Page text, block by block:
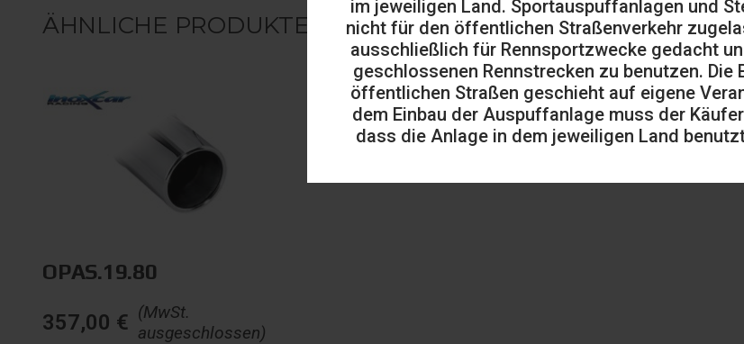
im jeweiligen Land. Sportauspuffanlagen und
nicht für den öffentlichen Straßenverkehr
ausschließlich für Rennsportzwecke gedacht
geschlossenen Rennstrecken zu benutzen. Die
öffentlichen Straßen geschieht auf eigene
dem Einbau der Auspuffanlage muss der
dass die Anlage in dem jeweiligen Land
ÄHNLICHE PRODUKTE
OPAS.19.80
(MwSt.
ausgeschlossen)
357,00 €